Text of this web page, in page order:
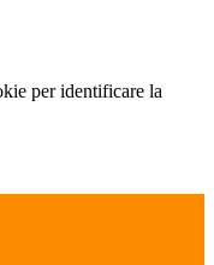
per identificare la